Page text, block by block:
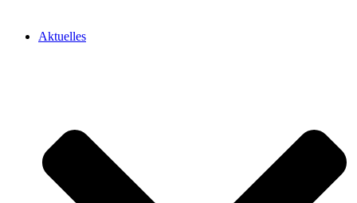
Aktuelles